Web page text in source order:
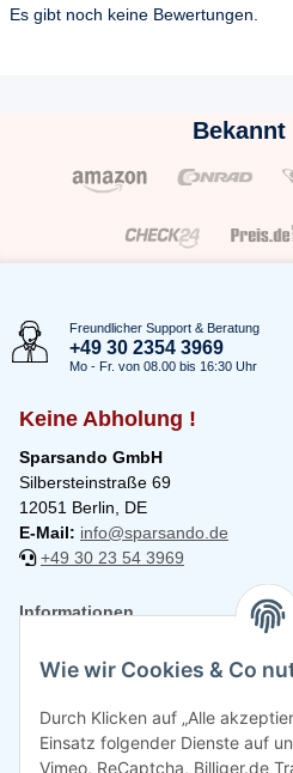
Es gibt noch keine Bewertungen.
Bekannt
Freundlicher Support & Beratung
+49 30 2354 3969
Mo - Fr. von 08.00 bis 16:30 Uhr
Keine Abholung !
Sparsando GmbH
Silbersteinstraße 69
12051 Berlin, DE
E-Mail: info@sparsando.de
+49 30 23 54 3969
Informationen
Rechtliches
Wie wir Cookies & Co
Durch Klicken auf „Alle
Einsatz folgender Dienste auf
Vimeo, ReCaptcha, Billiger.de